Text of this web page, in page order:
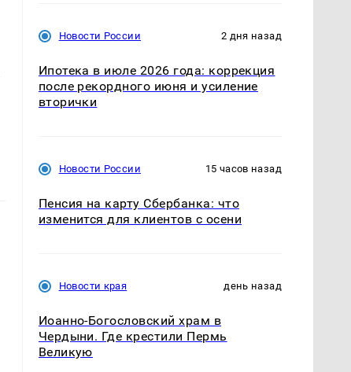
Новости России 2 дня назад
Ипотека в июле 2026 года: коррекция
после рекордного июня и усиление
вторички
Новости России 15 часов назад
Пенсия на карту Сбербанка: что
изменится для клиентов с осени
Новости края день назад
Иоанно-Богословский храм в
Чердыни. Где крестили Пермь
Великую